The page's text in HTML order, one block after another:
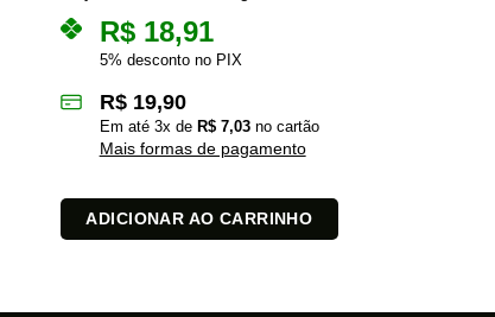
R$18,91
5% desconto no PIX
R$19,90
Em até 3x de R$7,03no cartão
Mais formas de pagamento
ADICIONAR AO CARRINHO